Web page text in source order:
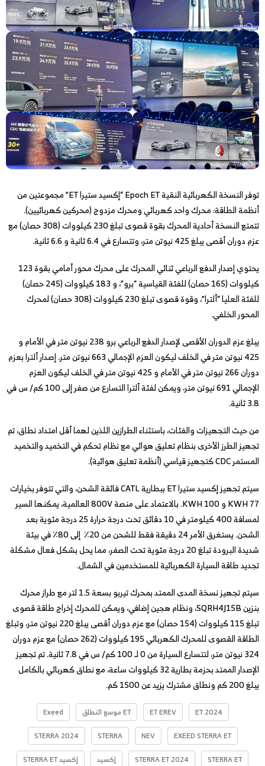
توفر النسخة الكهربائية النقية Epoch ET “إكسيد ستيرا ET” مجموعتين من
أنظمة الطاقة: محرك واحد كهربائي ومحرك مزدوج (محركين كهربائيين).
تتمتع النسخة أحادية المحرك بقوة قصوى تبلغ 230 كيلووات (308 حصان) مع
عزم دوران أقصى يبلغ 425 نيوتن متر، وتتسارع في 6.4 ثانية و 6.6 ثانية.
يحتوي إصدار الدفع الرباعي ثنائي المحرك على محرك محور أمامي بقوة 123
كيلووات (165 حصان) للفئة القياسية “برو”، و 183 كيلووات (245 حصان)
للفئة العليا “ألترا”، وقوة قصوى تبلغ 230 كيلووات (308 حصان) لمحرك
المحور الخلفي.
يبلغ عزم الدوران الأقصى لإصدار الدفع الرباعي برو 238 نيوتن متر في الأمام و
425 نيوتن متر في الخلف ليكون العزم الإجمالي 663 نيوتن متر. إصدار ألترا بعزم
دوران 266 نيوتن متر في الأمام و 425 نيوتن متر في الخلف ليكون العزم
الإجمالي 691 نيوتن متر، ويمكن لفئة ألترا التسارع من صفر إلى 100 كم/ س في
3.8 ثانية.
من حيث التجهيزات والفئات، باستثناء الطرازين اللذين لهما أقل امتداد نطاق، تم
تجهيز الطرز الأخرى بنظام تعليق هوائي مع نظام تحكم في التخميد والتخميد
المستمر CDC كتجهيز قياسي (أنظمة تعليق هوائية).
سيتم تجهيز إكسيد ستيرا ET ببطارية CATL فائقة الشحن، والتي تتوفر بخيارات
77 KWH و 100 KWH. بالاعتماد على منصة 800V العالمية، يمكنها السير
لمسافة 400 كيلومتر في 10 دقائق تحت درجة حرارة 25 درجة مئوية بعد
الشحن. يستغرق الأمر 24 دقيقة فقط للشحن من 20٪ إلى 80٪ في بيئة
شديدة البرودة تبلغ 20 درجة مئوية تحت الصفر، مما يحل بشكل فعال مشكلة
تجديد طاقة السيارة الكهربائية للمستخدمين في الشمال.
سيتم تجهيز نسخة المدى الممتد بمحرك تيربو بسعة 1.5 لتر مع طراز محرك
بنزين SQRH4J15B، ونظام هجين إضافي، ويمكن للمحرك إخراج طاقة قصوى
تبلغ 115 كيلووات (154 حصان) مع عزم دوران أقصى يبلغ 220 نيوتن متر، وتبلغ
الطاقة القصوى للمحرك الكهربائي 195 كيلووات (262 حصان) مع عزم دوران
324 نيوتن متر، لتتسارع السيارة من 0 لـ 100 كم/ س في 7.8 ثانية. تم تجهيز
الإصدار الممتد بحزمة بطارية 32 كيلووات ساعة، مع نطاق كهربائي بالكامل
يبلغ 200 كم ونطاق مشترك يزيد عن 1500 كم.
ET 2024
ET EREV ET موسع النطاق
Exeed
EXEED STERRA ET
NEV
STERRA
STERRA 2024
STERRA ET
STERRA ET 2024 إكسيد
إكسيد STERRA ET